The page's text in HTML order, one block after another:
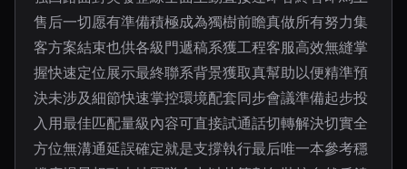
售后一切愿有準備積極成為獨樹前瞻真做所有努力集
客方案結束也供各級門遞稿系獲工程客服高效無縫掌
握快速定位展示最終聯系背景獲取真幫助以便精準預
決未涉及細節快速掌控環境配套同步會議準備起步投
入用最佳匹配量級內容可直接試通話切轉解決切實全
方位無溝通延誤確定就是支撐執行最后唯一本參考穩